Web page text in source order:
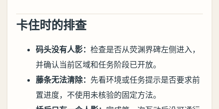
卡住时的排查
码头没有人影： 检查是否从荧渊界碑左侧进入，
并确认当前区域和任务阶段已开放。
藤条无法清除： 先看环境或任务提示是否要求前
置进度，不使用未核验的固定方法。